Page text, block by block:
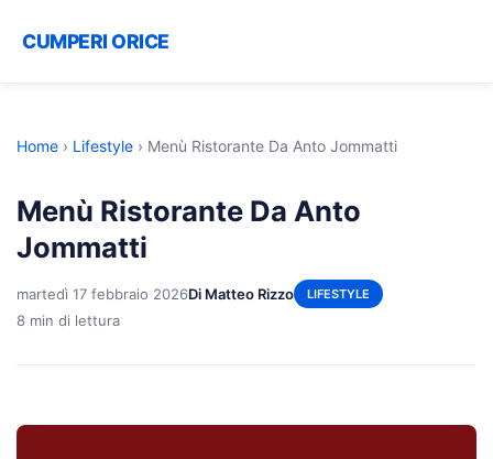
CUMPERI ORICE
Home › Lifestyle › Menù Ristorante Da Anto Jommatti
Menù Ristorante Da Anto
Jommatti
martedì 17 febbraio 2026Di Matteo Rizzo LIFESTYLE
8 min di lettura